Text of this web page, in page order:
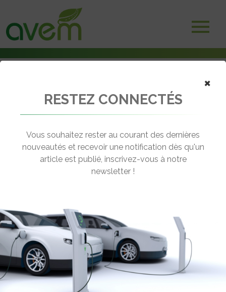
Mercedes a testé en conditions hivernales ses futurs vans électriques
← Revenir aux actualités
HIVERNALES SES FUTURS VANS
ÉLECTRIQUES
Rédigé par Philippe Schwoerer le 21 Mar 2025 à 06:00
0 commentaires
×
RESTEZ CONNECTÉS
Vous souhaitez rester au courant des dernières
nouveautés et recevoir une notification dès qu'un
article est publié, inscrivez-vous à notre
newsletter !